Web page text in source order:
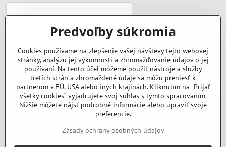
Súbor:
Predvoľby súkromia
Cookies používame na zlepšenie vašej návštevy tejto webovej
stránky, analýzu jej výkonnosti a zhromažďovanie údajov o jej
používaní. Na tento účel môžeme použiť nástroje a služby
tretích strán a zhromaždené údaje sa môžu preniesť k
partnerom v EÚ, USA alebo iných krajinách. Kliknutím na „Prijať
všetky cookies“ vyjadrujete svoj súhlas s týmto spracovaním.
Nižšie môžete nájsť podrobné informácie alebo upraviť svoje
preferencie.
Zásady ochrany osobných údajov